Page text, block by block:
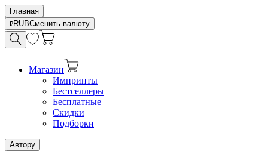
Главная
RUBСменить валюту
Магазин
Импринты
Бестселлеры
Бесплатные
Скидки
Подборки
Автору